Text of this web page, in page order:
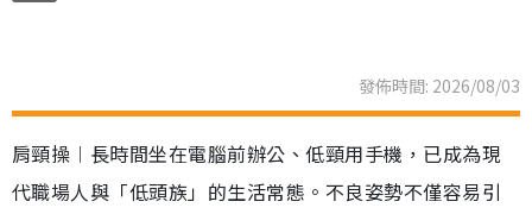
發佈時間: 2026/08/03
肩頸操︱長時間坐在電腦前辦公、低頸用手機，已成為現
代職場人與「低頭族」的生活常態。不良姿勢不僅容易引